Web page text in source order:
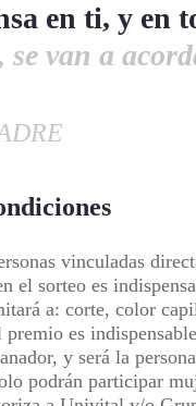
en ti, y en
van a
vinculadas
el sorteo es
a: corte, color
premio es
y será la
podrán participar